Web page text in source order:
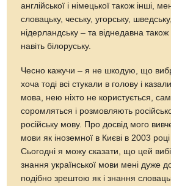
англійської і німецької також інші,
словацьку, чеську, угорську,
нідерландську – та віднедавна також
навіть білоруську.
Чесно кажучи – я не шкодую, що
хоча тоді всі стукали в голову і
мова, нею ніхто не користується, самі
соромляться і розмовляють
російську мову. Про досвід мого
мови як іноземної в Києві в 2003
Сьогодні я можу сказати, що цей
знання української мови мені дуже
подібно зрештою як і знання